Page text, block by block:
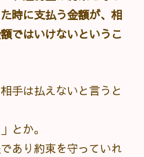
時に支払う金額が、相
ではいけないというこ
手は払えないと言うと
とか。
あり約束を守っていれ